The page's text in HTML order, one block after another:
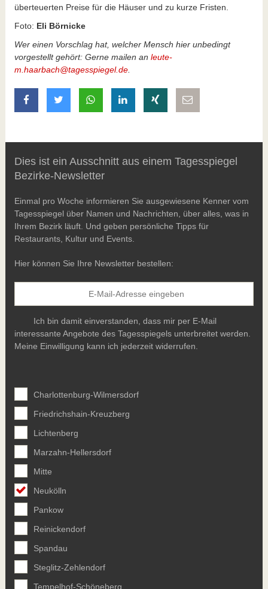
überteuerten Preise für die Häuser und zu kurze Fristen.
Foto: Eli Börnicke
Wer einen Vorschlag hat, welcher Mensch hier unbedingt
vorgestellt gehört: Gerne mailen an leute-
m.haarbach@tagesspiegel.de.
auf Facebook teilen
auf Twitter teilenmit Whatsapp teilen
auf LinkedIn teilen
auf Xing teilen
Dies ist ein Ausschnitt aus einem Tagesspiegel
Bezirke-Newsletter
Einmal pro Woche informieren Sie ausgewiesene Kenner vom
Tagesspiegel über Namen und Nachrichten, über alles, was in
Ihrem Bezirk läuft. Und geben persönliche Tipps für
Restaurants, Kultur und Events.
Hier können Sie Ihre Newsletter bestellen:
Ich bin damit einverstanden, dass mir per E-Mail
interessante Angebote des Tagesspiegels unterbreitet werden.
Meine Einwilligung kann ich jederzeit widerrufen.
Charlottenburg-Wilmersdorf
Friedrichshain-Kreuzberg
Lichtenberg
Marzahn-Hellersdorf
Mitte
Neukölln
Pankow
Reinickendorf
Spandau
Steglitz-Zehlendorf
Tempelhof-Schöneberg